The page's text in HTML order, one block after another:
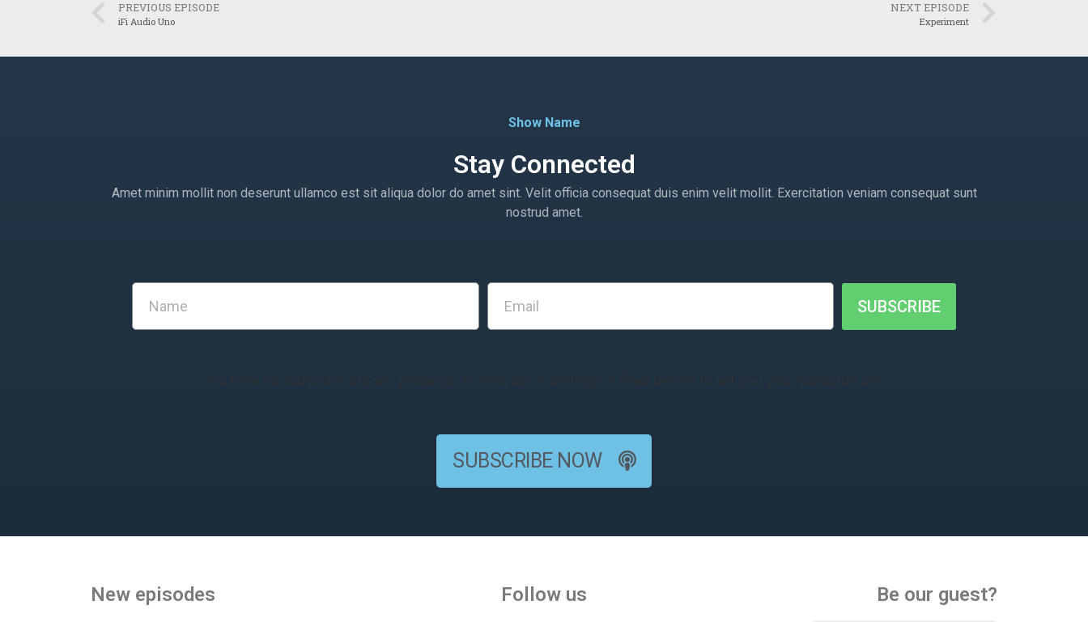
PREVIOUS EPISODE
iFi Audio Uno
NEXT EPISODE
Experiment
Show Name
Stay Connected
Amet minim mollit non deserunt ullamco est sit aliqua dolor do amet sint. Velit officia consequat duis enim velit mollit. Exercitation veniam consequat sunt
nostrud amet.
SUBSCRIBE
SUBSCRIBE NOW
New episodes Follow us Be our guest?